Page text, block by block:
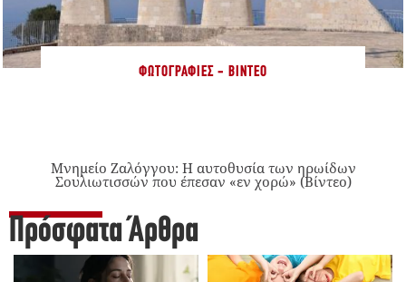
ΦΩΤΟΓΡΑΦΊΕΣ - ΒΊΝΤΕΟ
Μνημείο Ζαλόγγου: Η αυτοθυσία των ηρωίδων
Σουλιωτισσών που έπεσαν «εν χορώ» (Βίντεο)
Πρόσφατα Άρθρα